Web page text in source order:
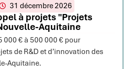
31 décembre 2026
à projets "Projets
Aquitaine
000 € à 500 000 € pour
de R&D et d’innovation des
Aquitaine.